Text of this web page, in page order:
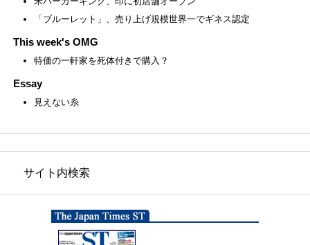
「ブルーレット」、売り上げ規模世界一でギネス認定
This week's OMG
特価の一軒家を死体付きで購入？
Essay
見えない糸
サイト内検索